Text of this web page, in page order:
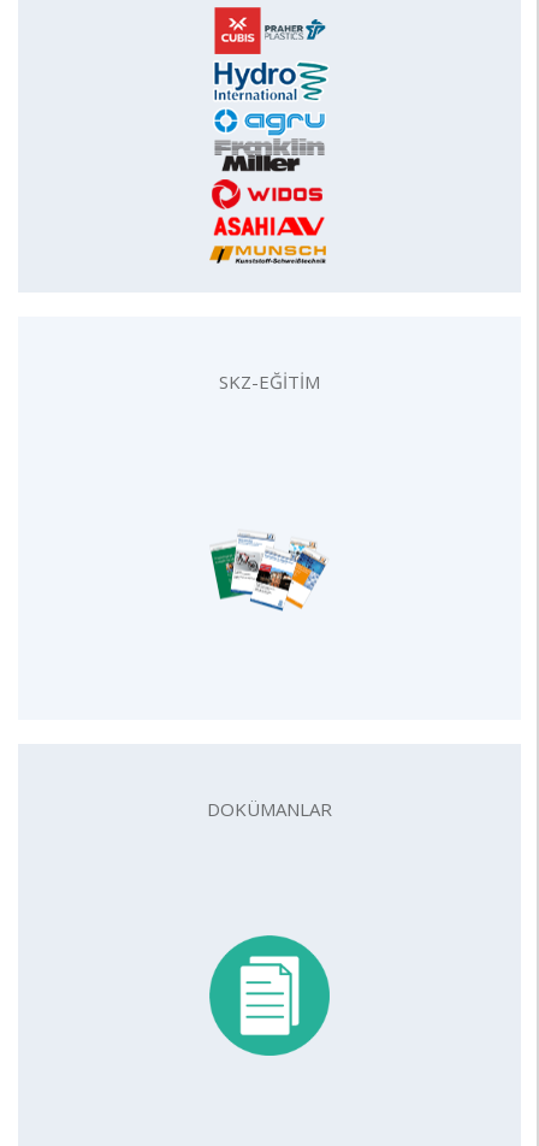
SKZ-EĞİTİM
DOKÜMANLAR